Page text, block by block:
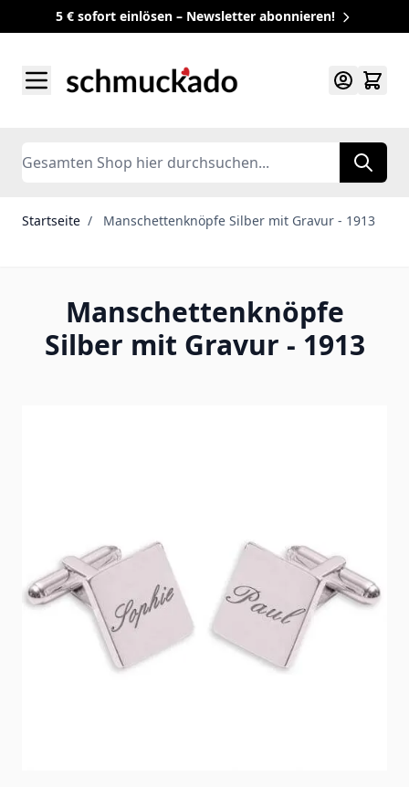
5 € sofort einlösen – Newsletter abonnieren!
Search
Startseite / Manschettenknöpfe Silber mit Gravur - 1913
Manschettenknöpfe
Silber mit Gravur - 1913